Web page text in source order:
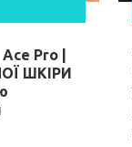
Pro |
ШКІРИ